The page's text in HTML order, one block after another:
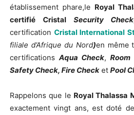
établissement phare,le Royal
certifié Cristal Security Check
certification Cristal International
filiale d’Afrique du Nord)en même
certifications Aqua Check, Room
Safety Check, Fire Check et Pool
Rappelons que le Royal Thalassa
exactement vingt ans, est doté